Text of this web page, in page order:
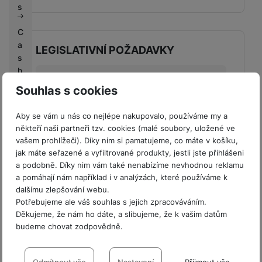
Souhlas s cookies
Aby se vám u nás co nejlépe nakupovalo, používáme my a
někteří naši partneři tzv. cookies (malé soubory, uložené ve
vašem prohlížeči). Díky nim si pamatujeme, co máte v košíku,
jak máte seřazené a vyfiltrované produkty, jestli jste přihlášeni
a podobně. Díky nim vám také nenabízíme nevhodnou reklamu
a pomáhají nám například i v analýzách, které používáme k
dalšímu zlepšování webu.
Potřebujeme ale váš souhlas s jejich zpracováváním.
Děkujeme, že nám ho dáte, a slibujeme, že k vašim datům
budeme chovat zodpovědně.
Nastavení souhlasů s kategoriemi
s
C
a
s
h
b
a
G
l
a
x
y
K
LEGISLATIVNÍ POŽADAVKY
Ulice výrobce Delta
Název výrobce
Městská oblast
výrobce
Delta 8,8382
Hinnerup,Denmark
Země výrobce DK
PSČ výrobce 8382
Název dovozce
s.r.o.
Ulice dovozce
Městská oblast